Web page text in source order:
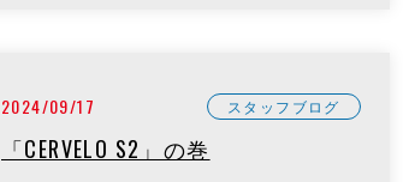
2024/09/17 スタッフブログ
「CERVELO S2」の巻